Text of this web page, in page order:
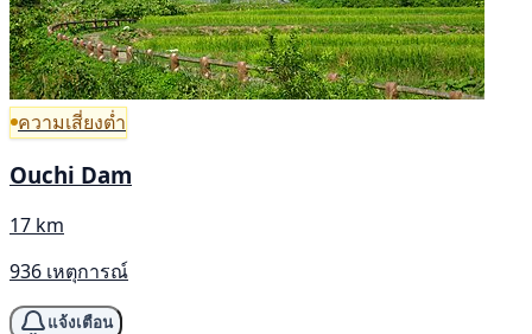
ความเสี่ยงต่ำ
Ouchi Dam
17 km
936 เหตุการณ์
แจ้งเตือน